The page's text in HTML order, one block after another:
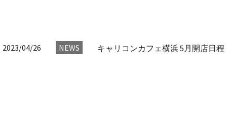
2023/04/26 NEWS キャリコンカフェ横浜 5月開店日程